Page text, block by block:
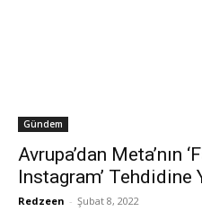
Gündem
Avrupa’dan Meta’nın
Instagram’ Tehdidine
Redzeen - Şubat 8, 2022